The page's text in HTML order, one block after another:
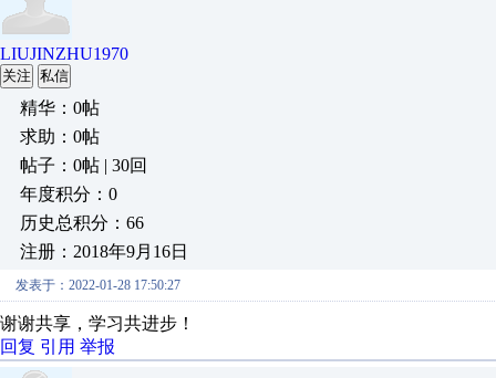
LIUJINZHU1970
关注 私信
精华：0帖
求助：0帖
帖子：0帖 | 30回
年度积分：0
历史总积分：66
注册：2018年9月16日
发表于：2022-01-28 17:50:27
谢谢共享，学习共进步！
回复 引用 举报